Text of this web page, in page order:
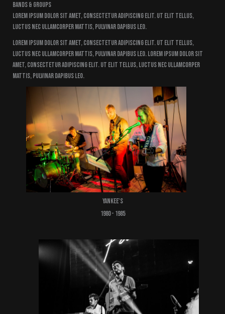
Bands & Groups
Lorem ipsum dolor sit amet, consectetur adipiscing elit. Ut elit tellus,
luctus nec ullamcorper mattis, pulvinar dapibus leo.
Lorem ipsum dolor sit amet, consectetur adipiscing elit. Ut elit tellus,
luctus nec ullamcorper mattis, pulvinar dapibus leo. Lorem ipsum dolor sit
amet, consectetur adipiscing elit. Ut elit tellus, luctus nec ullamcorper
mattis, pulvinar dapibus leo.
Yankee's
1980 - 1985